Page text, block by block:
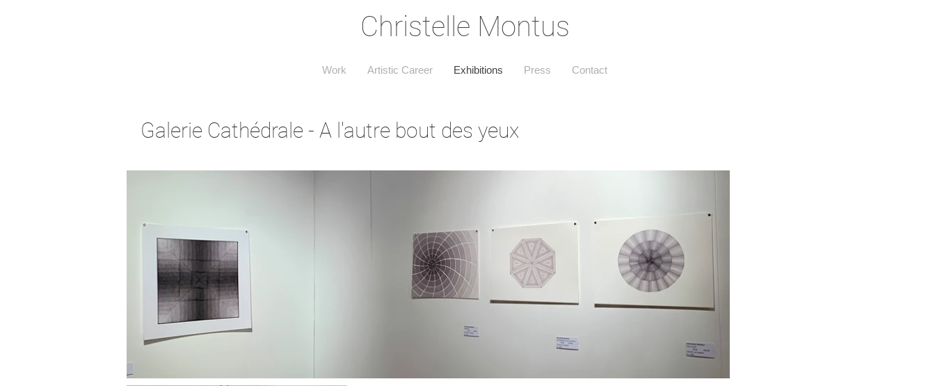
Christelle Montus
Work Artistic Career Exhibitions Press Contact
Galerie Cathédrale - A l'autre bout des yeux